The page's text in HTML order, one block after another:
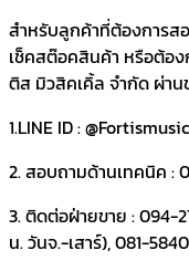
สำหรับลูกค้าที่ต้องการส
เช็คสต๊อคสินค้า หรือต้อ
ติส มิวสิคเคิ้ล จำกัด ผ่า
1.LINE ID : @Fortismusic
2. สอบถามด้านเทคนิค :
3. ติดต่อฝ่ายขาย : 094-
น. วันจ.-เสาร์), 081-